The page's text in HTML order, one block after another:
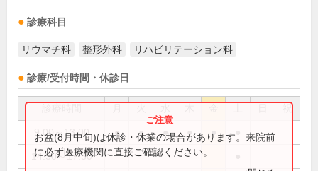
診療科目
リウマチ科 整形外科 リハビリテーション科
診療/受付時間・休診日
祝
9:00～13:00 ● ● ● ● ●
14:30～17:30
お盆(8月中旬)は休診・休業の場合があります。来院前
に必ず医療機関に直接ご確認ください。